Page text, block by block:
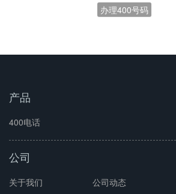
联通400电话
产品
400电话
公司
关于我们 公司动态